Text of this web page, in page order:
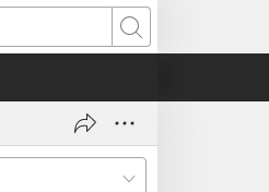
Rechercher